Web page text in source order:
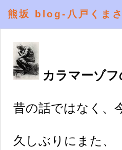
熊坂 blog-八戸くま
カラマーゾ
昔の話ではなく、
久しぶりにまた、